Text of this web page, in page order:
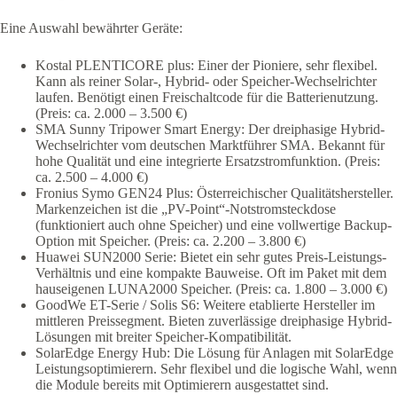
Eine Auswahl bewährter Geräte:
Kostal PLENTICORE plus: Einer der Pioniere, sehr flexibel.
Kann als reiner Solar-, Hybrid- oder Speicher-Wechselrichter
laufen. Benötigt einen Freischaltcode für die Batterienutzung.
(Preis: ca. 2.000 – 3.500 €)
SMA Sunny Tripower Smart Energy: Der dreiphasige Hybrid-
Wechselrichter vom deutschen Marktführer SMA. Bekannt für
hohe Qualität und eine integrierte Ersatzstromfunktion. (Preis:
ca. 2.500 – 4.000 €)
Fronius Symo GEN24 Plus: Österreichischer Qualitätshersteller.
Markenzeichen ist die „PV-Point“-Notstromsteckdose
(funktioniert auch ohne Speicher) und eine vollwertige Backup-
Option mit Speicher. (Preis: ca. 2.200 – 3.800 €)
Huawei SUN2000 Serie: Bietet ein sehr gutes Preis-Leistungs-
Verhältnis und eine kompakte Bauweise. Oft im Paket mit dem
hauseigenen LUNA2000 Speicher. (Preis: ca. 1.800 – 3.000 €)
GoodWe ET-Serie / Solis S6: Weitere etablierte Hersteller im
mittleren Preissegment. Bieten zuverlässige dreiphasige Hybrid-
Lösungen mit breiter Speicher-Kompatibilität.
SolarEdge Energy Hub: Die Lösung für Anlagen mit SolarEdge
Leistungsoptimierern. Sehr flexibel und die logische Wahl, wenn
die Module bereits mit Optimierern ausgestattet sind.